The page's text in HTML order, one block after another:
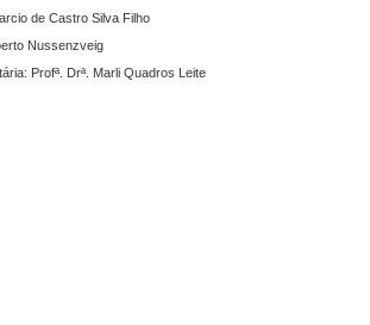
de Castro Silva Filho
Nussenzveig
Profª. Drª. Marli Quadros Leite